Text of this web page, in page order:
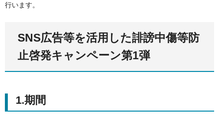
行います。
SNS広告等を活用した誹謗中傷等防
止啓発キャンペーン第1弾
1.期間